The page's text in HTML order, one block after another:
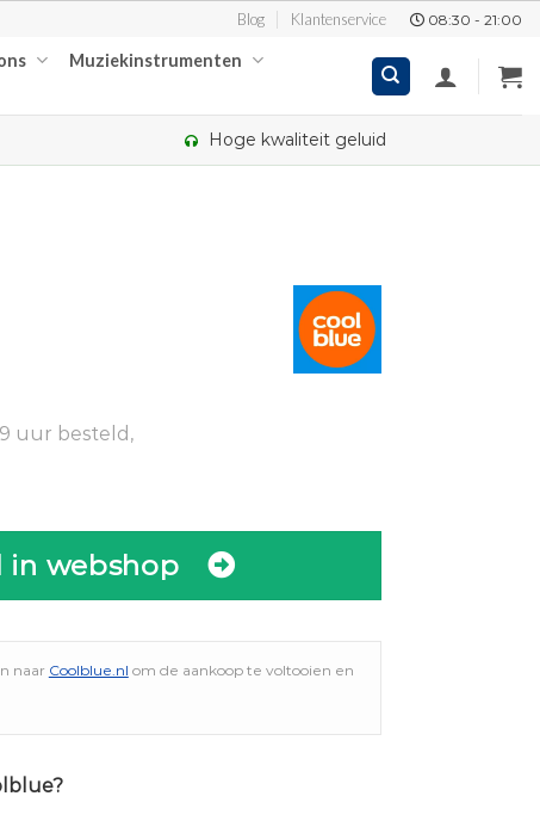
Blog Klantenservice 08:30 - 21:00
Muziekinstrumenten
Hoge kwaliteit geluid
uur besteld,
in webshop
naar Coolblue.nl om de aankoop te voltooien en